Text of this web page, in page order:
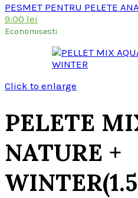
PESMET PENTRU PELETE
9.00 lei
curent
9.00 lei.
Economisesti
Click to enlarge
PELETE
NATURE +